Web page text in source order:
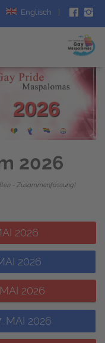
Englisch
2026
- Zusammenfassung!
2026
2026
2026
MAI 2026